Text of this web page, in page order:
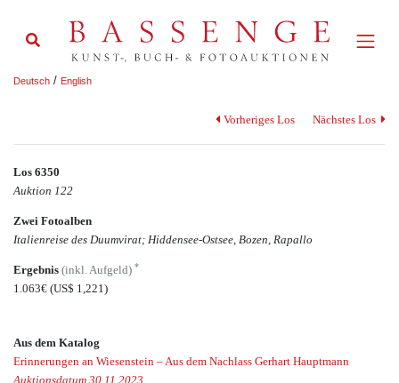
Deutsch / English
Vorheriges Los Nächstes Los
Los 6350
Auktion 122
Zwei Fotoalben
Italienreise des Duumvirat; Hiddensee-Ostsee, Bozen, Rapallo
Ergebnis (inkl. Aufgeld) *
1.063€ (US$ 1,221)
Aus dem Katalog
Erinnerungen an Wiesenstein – Aus dem Nachlass Gerhart Hauptmann
Auktionsdatum 30.11.2023